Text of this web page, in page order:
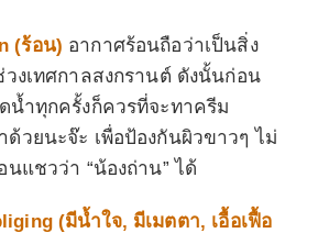
(ร้อน) อากาศร้อนถือว่าเป็นสิ่ง
งเทศกาลสงกรานต์ ดังนั้นก่อน
น้ำทุกครั้งก็ควรที่จะทาครีม
วยนะจ๊ะ เพื่อป้องกันผิวขาวๆ ไม่
นแชวว่า “น้องถ่าน” ได้
(มีน้ำใจ, มีเมตตา, เอื้อเฟื้อ